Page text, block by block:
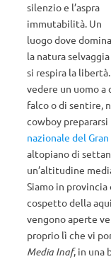
silenzio e l’aspra
immutabilità. Un
luogo dove domina
la natura selvaggia
si respira la
vedere un uomo a
falco o di sentire,
cowboy
nazionale del Gran
altopiano di
un’altitudine
Siamo in provincia
cospetto della
vengono aperte
proprio lì che vi
Media Inaf, in una